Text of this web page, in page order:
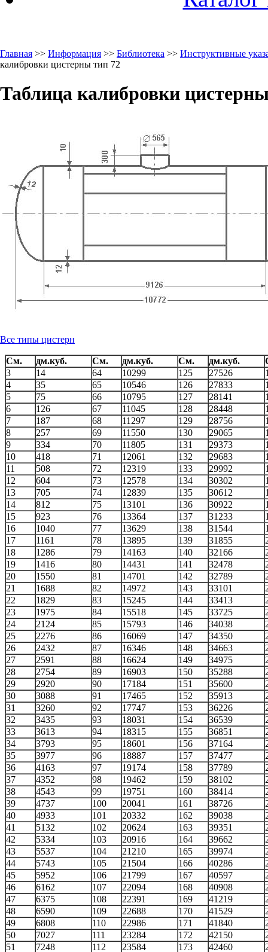
Главная >> Информация >> Библиотека >> Инструктивные
калибровки цистерны тип 72
Таблица калибровки
Все типы цистерн
См. дм.куб. См. дм.куб. См. дм.куб.
3
14 64 10299 125 27526
4
35 65 10546 126 27833
5
75 66 10795 127 28141
6
126 67 11045 128 28448
7
187 68 11297 129 28756
8
257 69 11550 130 29065
9
334 70 11805 131 29373
10
418 71 12061 132 29683
11
508 72 12319 133 29992
12
604 73 12578 134 30302
13
705 74 12839 135 30612
14
812 75 13101 136 30922
15
923 76 13364 137 31233
16
1040 77 13629 138 31544
17
1161 78 13895 139 31855
18
1286 79 14163 140 32166
19
1416 80 14431 141 32478
20
1550 81 14701 142 32789
21
1688 82 14972 143 33101
22
1829 83 15245 144 33413
23
1975 84 15518 145 33725
24
2124 85 15793 146 34038
25
2276 86 16069 147 34350
26
2432 87 16346 148 34663
27
2591 88 16624 149 34975
28
2754 89 16903 150 35288
29
2920 90 17184 151 35600
30
3088 91 17465 152 35913
31
3260 92 17747 153 36226
32
3435 93 18031 154 36539
33
3613 94 18315 155 36851
34
3793 95 18601 156 37164
35
3977 96 18887 157 37477
36
4163 97 19174 158 37789
37
4352 98 19462 159 38102
38
4543 99 19751 160 38414
39
4737 100 20041 161 38726
40
4933 101 20332 162 39038
41
5132 102 20624 163 39351
42
5334 103 20916 164 39662
43
5537 104 21210 165 39974
44
5743 105 21504 166 40286
45
5952 106 21799 167 40597
46
6162 107 22094 168 40908
47
6375 108 22391 169 41219
48
6590 109 22688 170 41529
49
6808 110 22986 171 41840
50
7027 111 23284 172 42150
51
7248 112 23584 173 42460